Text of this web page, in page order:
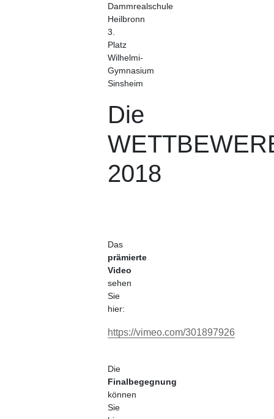
Dammrealschule
Heilbronn
3.
Platz
Wilhelmi-
Gymnasium
Sinsheim
Die
2018
Das
prämierte
Video
sehen
Sie
hier:
https://vimeo.com/301897926
Die
Finalbegegnung
können
Sie